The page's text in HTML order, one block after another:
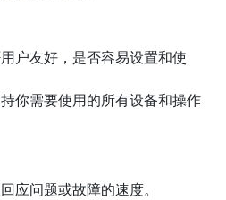
用户友好，是否容易设置和使
你需要使用的所有设备和操作
应问题或故障的速度。